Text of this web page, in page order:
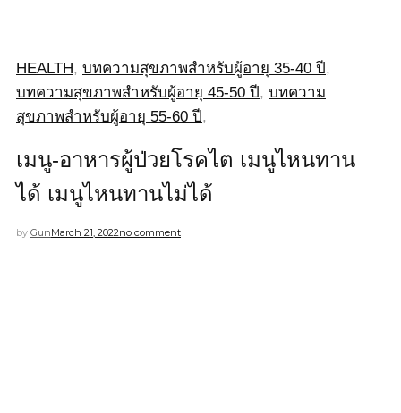
HEALTH, บทความสุขภาพสำหรับผู้อายุ 35-40 ปี,
บทความสุขภาพสำหรับผู้อายุ 45-50 ปี, บทความ
สุขภาพสำหรับผู้อายุ 55-60 ปี,
เมนู-อาหารผู้ป่วยโรคไต เมนูไหนทาน
ได้ เมนูไหนทานไม่ได้
by GunMarch 21, 2022no comment